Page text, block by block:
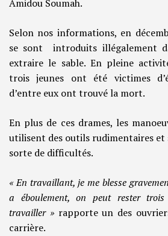
Amidou Soumah.
Selon nos informations, en
se sont introduits illégalement
extraire le sable. En pleine
trois jeunes ont été victimes
d’entre eux ont trouvé la mort.
En plus de ces drames, les
utilisent des outils rudimentaires et
sorte de difficultés.
« En travaillant, je me blesse
a éboulement, on peut rester
travailler » rapporte un des
carrière.